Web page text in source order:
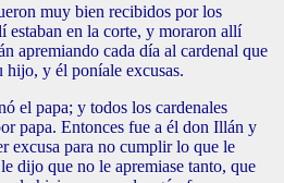
muy bien recibidos por los
estaban en la corte, y moraron allí
apremiando cada día al cardenal que
hijo, y él poníale excusas.
el papa; y todos los cardenales
papa. Entonces fue a él don Illán y
excusa para no cumplir lo que le
dijo que no le apremiase tanto, que